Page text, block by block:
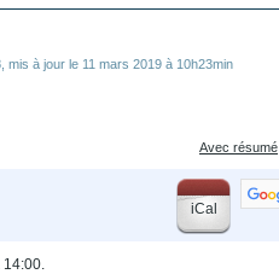
mis à jour le 11 mars 2019 à 10h23min
Avec résumé
iCal